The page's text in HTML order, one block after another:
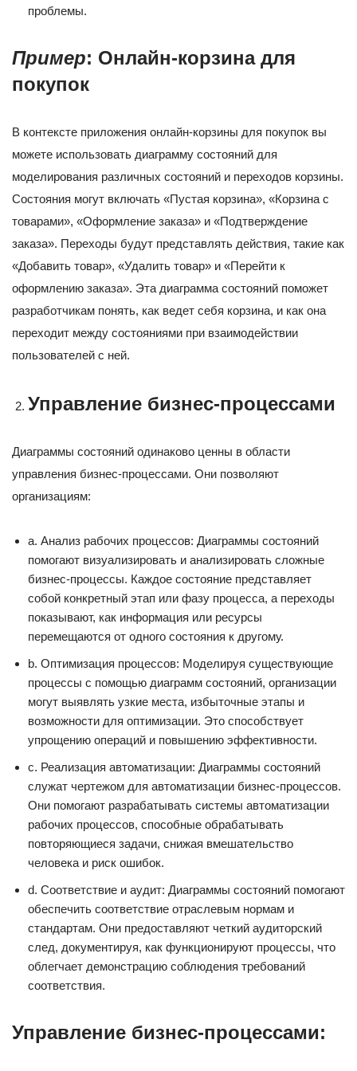
проблемы.
Пример: Онлайн-корзина для
покупок
В контексте приложения онлайн-корзины для покупок вы
можете использовать диаграмму состояний для
моделирования различных состояний и переходов корзины.
Состояния могут включать «Пустая корзина», «Корзина с
товарами», «Оформление заказа» и «Подтверждение
заказа». Переходы будут представлять действия, такие как
«Добавить товар», «Удалить товар» и «Перейти к
оформлению заказа». Эта диаграмма состояний поможет
разработчикам понять, как ведет себя корзина, и как она
переходит между состояниями при взаимодействии
пользователей с ней.
Управление бизнес-процессами
Диаграммы состояний одинаково ценны в области
управления бизнес-процессами. Они позволяют
организациям:
a. Анализ рабочих процессов: Диаграммы состояний
помогают визуализировать и анализировать сложные
бизнес-процессы. Каждое состояние представляет
собой конкретный этап или фазу процесса, а переходы
показывают, как информация или ресурсы
перемещаются от одного состояния к другому.
b. Оптимизация процессов: Моделируя существующие
процессы с помощью диаграмм состояний, организации
могут выявлять узкие места, избыточные этапы и
возможности для оптимизации. Это способствует
упрощению операций и повышению эффективности.
c. Реализация автоматизации: Диаграммы состояний
служат чертежом для автоматизации бизнес-процессов.
Они помогают разрабатывать системы автоматизации
рабочих процессов, способные обрабатывать
повторяющиеся задачи, снижая вмешательство
человека и риск ошибок.
d. Соответствие и аудит: Диаграммы состояний помогают
обеспечить соответствие отраслевым нормам и
стандартам. Они предоставляют четкий аудиторский
след, документируя, как функционируют процессы, что
облегчает демонстрацию соблюдения требований
соответствия.
Управление бизнес-процессами: